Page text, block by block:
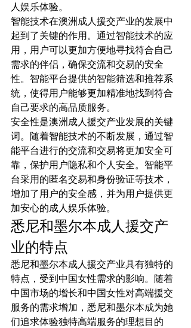
人娱乐体验。
智能技术在澳洲成人援交产业的发展中
起到了关键的作用。通过智能技术的应
用，用户可以更加方便地寻找符合自己
需求的伴侣，确保交流和交易的安全
性。智能平台提供的智能筛选和推荐系
统，使得用户能够更加精准地找到符合
自己要求的高品质服务。
安全性是澳洲成人援交产业发展的关键
词。随着智能技术的不断发展，通过智
能平台进行的交流和交易将更加安全可
靠，保护用户隐私和个人安全。智能平
台采用的匿名交易和身份验证等技术，
增加了用户的安全感，并为用户提供更
加安心的成人娱乐体验。
悉尼和墨尔本成人援交产
业的特点
悉尼和墨尔本成人援交产业具有独特的
特点，受到中国女性需求的影响。随着
中国市场的增长和中国女性对高端援交
服务的需求增加，悉尼和墨尔本成为她
们追求体验独特高端服务的理想目的